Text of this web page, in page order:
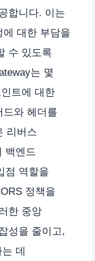
합니다. 이는
에 대한 부담을
수 있도록
는 몇
트에 대한
드와 헤더를
리버스
백엔드
점 역할을
정책을
한 중앙
성을 줄이고,
데